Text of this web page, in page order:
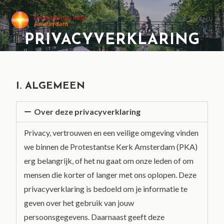
MENU
PRIVACYVERKLARING
I. ALGEMEEN
Over deze privacyverklaring
Privacy, vertrouwen en een veilige omgeving vinden
we binnen de Protestantse Kerk Amsterdam (PKA)
erg belangrijk, of het nu gaat om onze leden of om
mensen die korter of langer met ons oplopen. Deze
privacyverklaring is bedoeld om je informatie te
geven over het gebruik van jouw
persoonsgegevens. Daarnaast geeft deze